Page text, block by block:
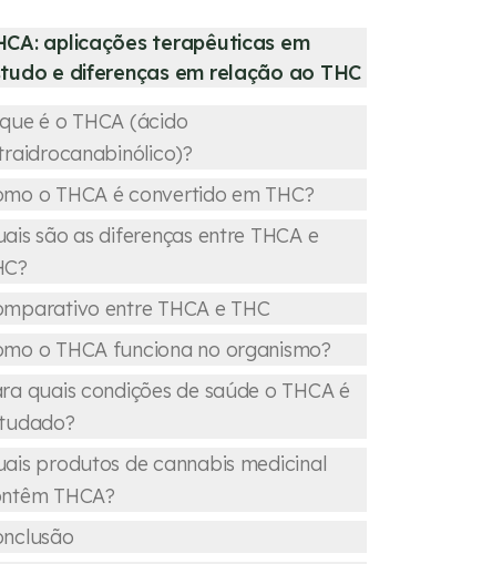
aplicações terapêuticas em
e diferenças em relação ao THC
é o THCA (ácido
o THCA é convertido em THC?
são as diferenças entre THCA e
entre THCA e THC
o THCA funciona no organismo?
quais condições de saúde o THCA é
produtos de cannabis medicinal
THCA?